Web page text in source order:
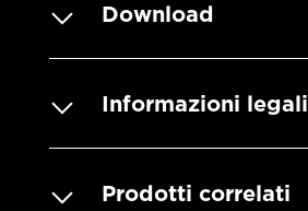
Download
Informazioni legali
Prodotti correlati